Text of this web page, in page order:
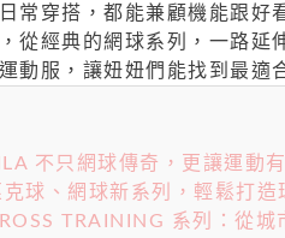
常穿搭，都能兼顧機能跟好
從經典的網球系列，一路延
動服，讓妞妞們能找到最適
不只網球傳奇，更讓運動
球、網球新系列，輕鬆打造
TRAINING 系列：從城